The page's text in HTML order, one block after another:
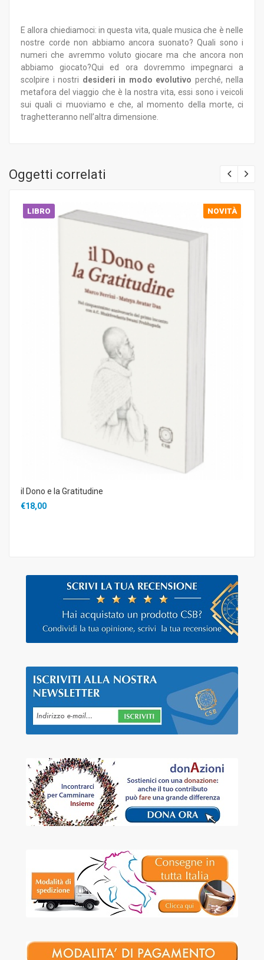
E allora chiediamoci: in questa vita, quale musica che è nelle
nostre corde non abbiamo ancora suonato? Quali sono i
numeri che avremmo voluto giocare ma che ancora non
abbiamo giocato?Qui ed ora dovremmo impegnarci a
scolpire i nostri desideri in modo evolutivo perché, nella
metafora del viaggio che è la nostra vita, essi sono i veicoli
sui quali ci muoviamo e che, al momento della morte, ci
traghetteranno nell’altra dimensione.
Oggetti correlati
LIBRO NOVITÀ
il Dono e la Gratitudine
€18,00